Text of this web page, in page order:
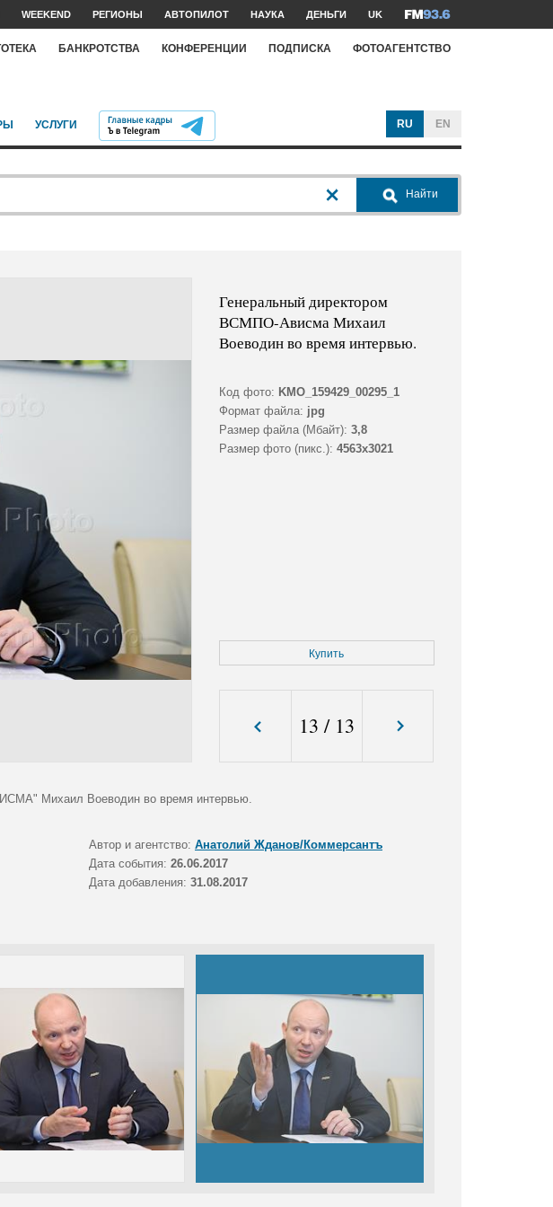
WEEKEND РЕГИОНЫ АВТОПИЛОТ НАУКА ДЕНЬГИ UK
БАНКРОТСТВА КОНФЕРЕНЦИИ ПОДПИСКА ФОТОАГЕНТСТВО
УСЛУГИ RU EN
Найти
Генеральный директором
ВСМПО-Ависма Михаил
Воеводин во время интервью.
Код фото: KMO_159429_00295_1
Формат файла: jpg
Размер файла (Мбайт): 3,8
Размер фото (пикс.): 4563x3021
Купить
13 / 13
Михаил Воеводин во время интервью.
Автор и агентство: Анатолий Жданов/Коммерсантъ
Дата события: 26.06.2017
Дата добавления: 31.08.2017